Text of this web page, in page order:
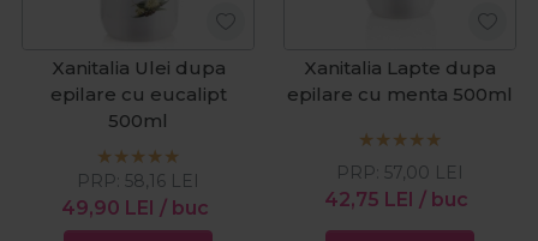
Xanitalia Ulei dupa
epilare cu eucalipt
500ml
49,90 LEI / buc
PRP: 58,16 LEI
Xanitalia Lapte dupa
epilare cu menta 500ml
42,75 LEI / buc
PRP: 57,00 LEI